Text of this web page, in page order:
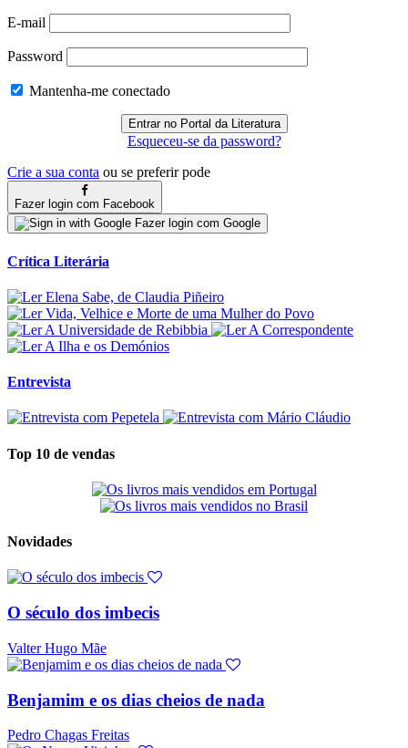
E-mail
Password
Mantenha-me conectado
Esqueceu-se da password?
Crie a sua conta ou se preferir pode
Fazer login com Facebook
Fazer login com Google
Crítica Literária
Entrevista
Top 10 de vendas
Novidades
O século dos imbecis
Valter Hugo Mãe
Benjamim e os dias cheios de nada
Pedro Chagas Freitas